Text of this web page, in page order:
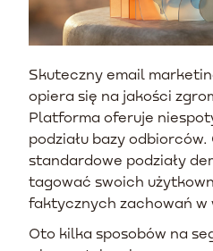
Skuteczny email
opiera się na jakości
Platforma oferuje
podziału bazy
standardowe podziały
tagować swoich
faktycznych zachowań w
Oto kilka sposobów na